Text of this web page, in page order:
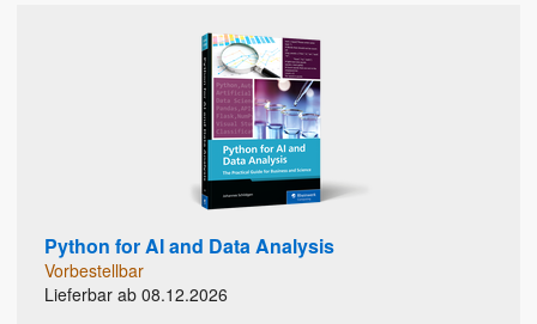
Python for AI and Data Analysis
Vorbestellbar
Lieferbar ab 08.12.2026